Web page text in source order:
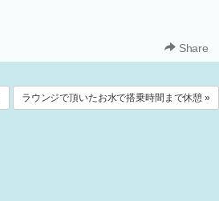
Share
ラウンジで頂いたお水で搭乗時間まで休憩 »